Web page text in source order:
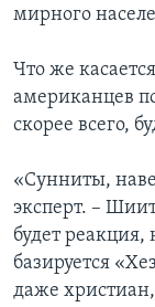
мирного
Что же
американцев
скорее всего,
«Сунниты,
эксперт. –
будет реакция,
базируется
даже